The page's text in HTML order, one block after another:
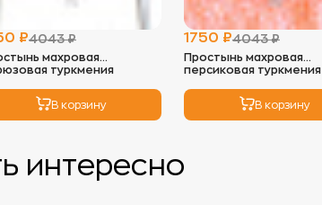
₽4043 ₽
махровая
туркмения
В корзину
1750 ₽4043 ₽
Простынь махровая
персиковая туркмения
В корзину
интересно